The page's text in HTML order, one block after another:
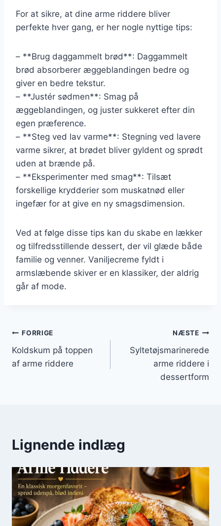
For at sikre, at dine arme riddere bliver
perfekte hver gang, er her nogle nyttige tips:
– **Brug daggammelt brød**: Daggammelt
brød absorberer æggeblandingen bedre og
giver en bedre tekstur.
– **Justér sødmen**: Smag på
æggeblandingen, og juster sukkeret efter din
egen præference.
– **Steg ved lav varme**: Stegning ved lavere
varme sikrer, at brødet bliver gyldent og sprødt
uden at brænde på.
– **Eksperimenter med smag**: Tilsæt
forskellige krydderier som muskatnød eller
ingefær for at give en ny smagsdimension.
Ved at følge disse tips kan du skabe en lækker
og tilfredsstillende dessert, der vil glæde både
familie og venner. Vaniljecreme fyldt i
armslæbende skiver er en klassiker, der aldrig
går af mode.
Indlægsnavigation
FORRIGE
Koldskum på toppen
af arme riddere
NÆSTE
Syltetøjsmarinerede
arme riddere i
dessertform
Lignende indlæg